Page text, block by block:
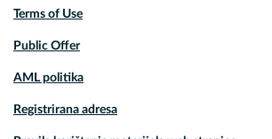
Terms of Use
Public Offer
AML politika
Registrirana adresa